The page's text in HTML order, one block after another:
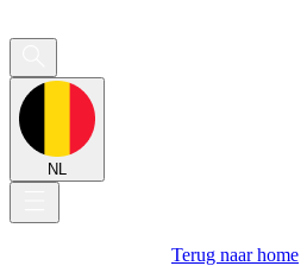
NL
Terug naar home